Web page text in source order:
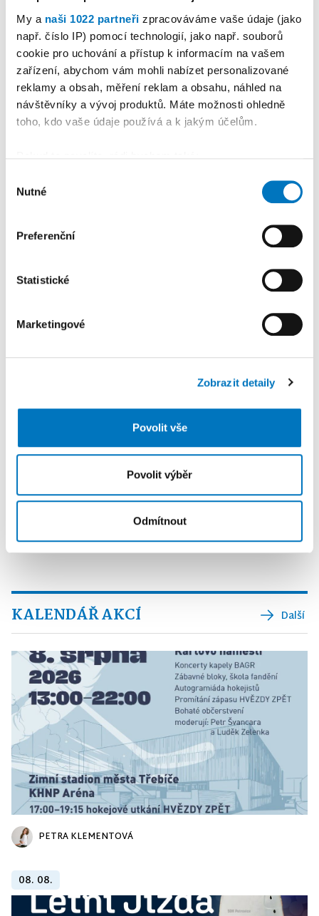
My a naši 1022 partneři zpracováváme vaše údaje (jako
např. číslo IP) pomocí technologií, jako např. souborů
cookie pro uchování a přístup k informacím na vašem
zařízení, abychom vám mohli nabízet personalizované
reklamy a obsah, měření reklam a obsahu, náhled na
návštěvníky a vývoj produktů. Máte možnosti ohledně
toho, kdo vaše údaje používá a k jakým účelům.
poloze, které mohou být přesné na několik metrů
skenování pro konkrétní charakteristiky (otisk prstu)
Zjistěte více o tom, jak zpracováváme vaše osobní
Svůj souhlas můžete kdykoliv změnit nebo odvolat v
K personalizaci obsahu a reklam, poskytování funkcí
sdílíme se svými partnery pro sociální média, inzerci a
získali v důsledku toho, že používáte jejich služby.
souhlasu
Nutné
Preferenční
Statistické
Marketingové
Zobrazit detaily
Povolit vše
Povolit výběr
Odmítnout
hostit Skate Contest.
Organizátoři zvou jezdce
nejen z celého regionu
5 PETR HERBRYCH 02. 08. 2026
profesionálem
ReklamaKoupit reklamu
KALENDÁŘ AKCÍ Další
PETRA KLEMENTOVÁ
08. 08.